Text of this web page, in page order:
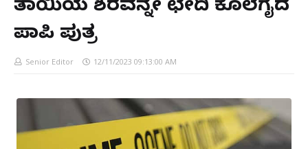
ತಾಯಿಯ ಶಿರವನ್ನೇ ಛೇದಿಸಿ ಕೊಲೆಗೈದ
ಪಾಪಿ ಪುತ್ರ
Senior Editor 12/11/2023 09:13:00 AM